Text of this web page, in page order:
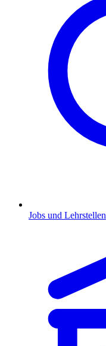
Jobs und Lehrstellen